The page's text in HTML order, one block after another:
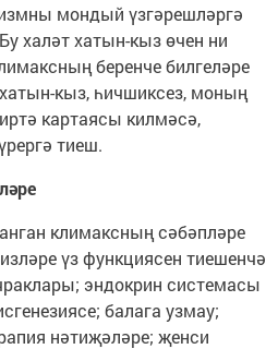
мондый үзгәрешләргә
халәт хатын-кыз өчен ни
беренче билгеләре
кыз, һичшиксез, моның
картаясы килмәсә,
тиеш.
климаксның сәбәпләре
үз функциясен тиешенчә
эндокрин системасы
балага узмау;
нәтиҗәләре; җенси